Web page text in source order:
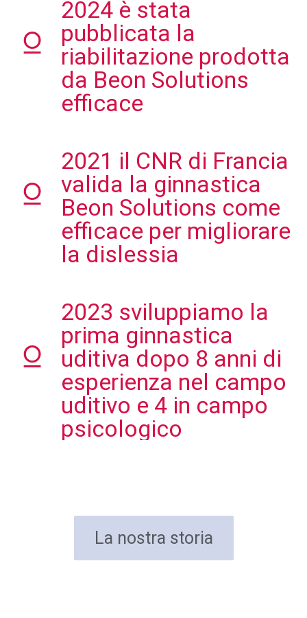
2024 è stata
pubblicata la
riabilitazione prodotta
da Beon Solutions
efficace
2021 il CNR di Francia
valida la ginnastica
Beon Solutions come
efficace per migliorare
la dislessia
2023 sviluppiamo la
prima ginnastica
uditiva dopo 8 anni di
esperienza nel campo
uditivo e 4 in campo
psicologico
La nostra storia